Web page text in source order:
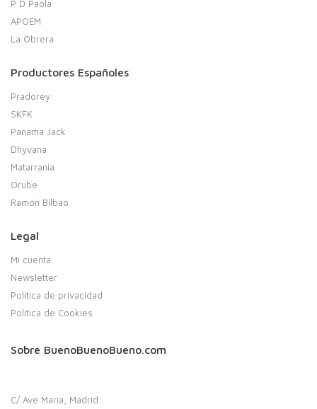
P D Paola
APOEM
La Obrera
Productores Españoles
Pradorey
SKFK
Panama Jack
Dhyvana
Matarrania
Orube
Ramón Bilbao
Legal
Mi cuenta
Newsletter
Política de privacidad
Política de Cookies
Sobre BuenoBuenoBueno.com
C/ Ave María, Madrid